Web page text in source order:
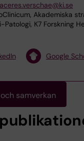
Akademiska
Patologi, K7 Forskning
Google
samverkan